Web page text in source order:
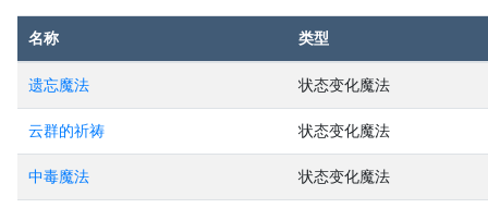
名称 类型
遗忘魔法 状态变化魔法
云群的祈祷 状态变化魔法
中毒魔法 状态变化魔法